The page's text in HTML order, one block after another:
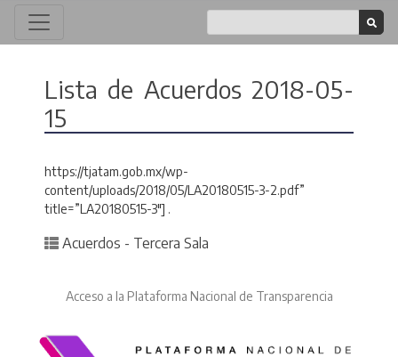
Lista de Acuerdos 2018-05-
15
https://tjatam.gob.mx/wp-
content/uploads/2018/05/LA20180515-3-2.pdf”
title=”LA20180515-3″] .
Posted in
Acuerdos - Tercera Sala
Acceso a la Plataforma Nacional de Transparencia